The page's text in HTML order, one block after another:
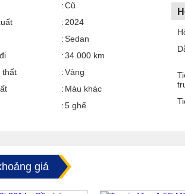
Cũ
2024
Sedan
34.000 km
thất
Vàng
Màu khác
5 ghế
giá